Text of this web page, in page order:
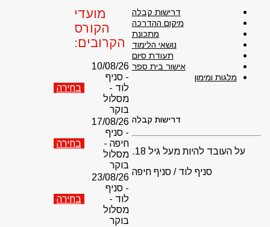
דרישות קבלה
מיקום ההדרכה
מתכונת
נושאי הלימוד
תעודת סיום
אישור בית ספר
מלגות ומימון
דרישות קבלה
על העובד להיות מעל גיל 18.
סניף לוד / סניף חיפה
מועדי
הקורס
הקרובים:
10/08/26
- סניף
לוד -
מסלול
בוקר
בחירה
17/08/26
- סניף
חיפה -
מסלול
בוקר
בחירה
23/08/26
- סניף
לוד -
מסלול
בוקר
בחירה